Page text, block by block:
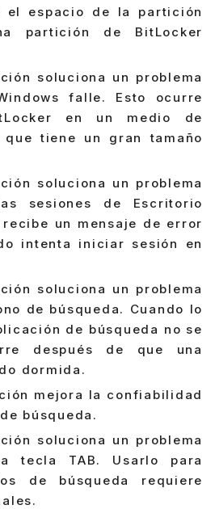
el espacio de la partición
partición de BitLocker
soluciona un problema
falle. Esto ocurre
en un medio de
que tiene un gran tamaño
soluciona un problema
sesiones de Escritorio
un mensaje de error
intenta iniciar sesión en
soluciona un problema
de búsqueda. Cuando lo
de búsqueda no se
después de que una
dormida.
mejora la confiabilidad
búsqueda.
soluciona un problema
tecla TAB. Usarlo para
de búsqueda requiere